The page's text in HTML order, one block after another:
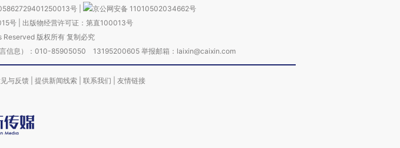
号
京公网安备 11010502034662号
号| 出版物经营许可证：第直100013号
版权所有 复制必究
言信息）：010-85905050 13195200605 举报邮箱：laixin@caixin.com
与反馈 提供新闻线索 联系我们 友情链接